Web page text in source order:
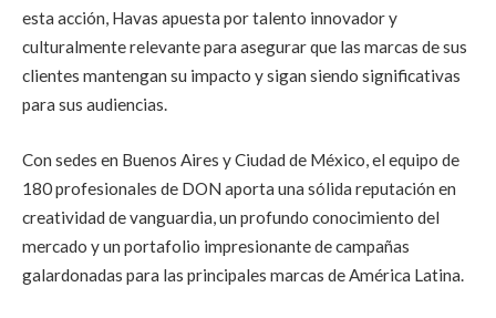
esta acción, Havas apuesta por talento innovador y
culturalmente relevante para asegurar que las marcas de sus
clientes mantengan su impacto y sigan siendo significativas
para sus audiencias.
Con sedes en Buenos Aires y Ciudad de México, el equipo de
180 profesionales de DON aporta una sólida reputación en
creatividad de vanguardia, un profundo conocimiento del
mercado y un portafolio impresionante de campañas
galardonadas para las principales marcas de América Latina.